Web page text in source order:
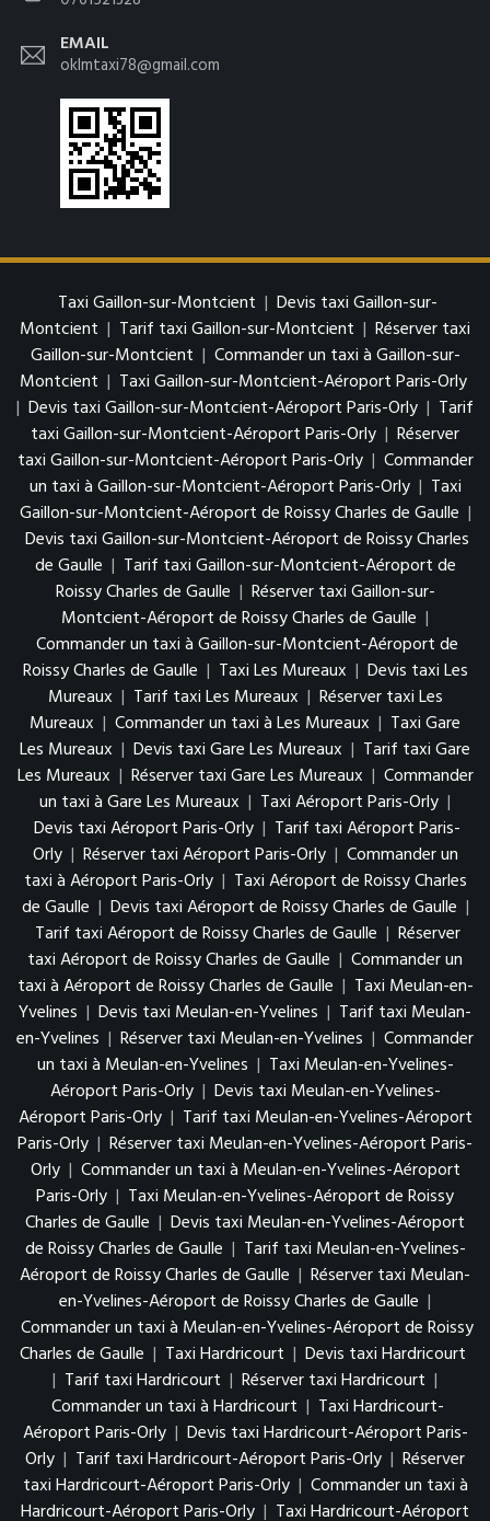
EMAIL
oklmtaxi78@gmail.com
Taxi Gaillon-sur-Montcient | Devis taxi Gaillon-sur-
Montcient | Tarif taxi Gaillon-sur-Montcient | Réserver taxi
Gaillon-sur-Montcient | Commander un taxi à Gaillon-sur-
Montcient | Taxi Gaillon-sur-Montcient-Aéroport Paris-Orly
| Devis taxi Gaillon-sur-Montcient-Aéroport Paris-Orly | Tarif
taxi Gaillon-sur-Montcient-Aéroport Paris-Orly | Réserver
taxi Gaillon-sur-Montcient-Aéroport Paris-Orly | Commander
un taxi à Gaillon-sur-Montcient-Aéroport Paris-Orly | Taxi
Gaillon-sur-Montcient-Aéroport de Roissy Charles de Gaulle |
Devis taxi Gaillon-sur-Montcient-Aéroport de Roissy Charles
de Gaulle | Tarif taxi Gaillon-sur-Montcient-Aéroport de
Roissy Charles de Gaulle | Réserver taxi Gaillon-sur-
Montcient-Aéroport de Roissy Charles de Gaulle |
Commander un taxi à Gaillon-sur-Montcient-Aéroport de
Roissy Charles de Gaulle | Taxi Les Mureaux | Devis taxi Les
Mureaux | Tarif taxi Les Mureaux | Réserver taxi Les
Mureaux | Commander un taxi à Les Mureaux | Taxi Gare
Les Mureaux | Devis taxi Gare Les Mureaux | Tarif taxi Gare
Les Mureaux | Réserver taxi Gare Les Mureaux | Commander
un taxi à Gare Les Mureaux | Taxi Aéroport Paris-Orly |
Devis taxi Aéroport Paris-Orly | Tarif taxi Aéroport Paris-
Orly | Réserver taxi Aéroport Paris-Orly | Commander un
taxi à Aéroport Paris-Orly | Taxi Aéroport de Roissy Charles
de Gaulle | Devis taxi Aéroport de Roissy Charles de Gaulle |
Tarif taxi Aéroport de Roissy Charles de Gaulle | Réserver
taxi Aéroport de Roissy Charles de Gaulle | Commander un
taxi à Aéroport de Roissy Charles de Gaulle | Taxi Meulan-en-
Yvelines | Devis taxi Meulan-en-Yvelines | Tarif taxi Meulan-
en-Yvelines | Réserver taxi Meulan-en-Yvelines | Commander
un taxi à Meulan-en-Yvelines | Taxi Meulan-en-Yvelines-
Aéroport Paris-Orly | Devis taxi Meulan-en-Yvelines-
Aéroport Paris-Orly | Tarif taxi Meulan-en-Yvelines-Aéroport
Paris-Orly | Réserver taxi Meulan-en-Yvelines-Aéroport Paris-
Orly | Commander un taxi à Meulan-en-Yvelines-Aéroport
Paris-Orly | Taxi Meulan-en-Yvelines-Aéroport de Roissy
Charles de Gaulle | Devis taxi Meulan-en-Yvelines-Aéroport
de Roissy Charles de Gaulle | Tarif taxi Meulan-en-Yvelines-
Aéroport de Roissy Charles de Gaulle | Réserver taxi Meulan-
en-Yvelines-Aéroport de Roissy Charles de Gaulle |
Commander un taxi à Meulan-en-Yvelines-Aéroport de Roissy
Charles de Gaulle | Taxi Hardricourt | Devis taxi Hardricourt
| Tarif taxi Hardricourt | Réserver taxi Hardricourt |
Commander un taxi à Hardricourt | Taxi Hardricourt-
Aéroport Paris-Orly | Devis taxi Hardricourt-Aéroport Paris-
Orly | Tarif taxi Hardricourt-Aéroport Paris-Orly | Réserver
taxi Hardricourt-Aéroport Paris-Orly | Commander un taxi à
Hardricourt-Aéroport Paris-Orly | Taxi Hardricourt-Aéroport